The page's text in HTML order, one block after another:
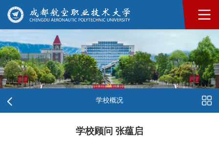
学校概况
学校顾问 张蕴启